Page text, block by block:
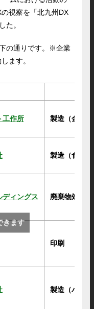
視察を「北九州DX
た。
の通りです。※企業
ます。
工作所 製造（金属
製造（食品）
ディングス 廃棄物処理
印刷
製造（バル
きます